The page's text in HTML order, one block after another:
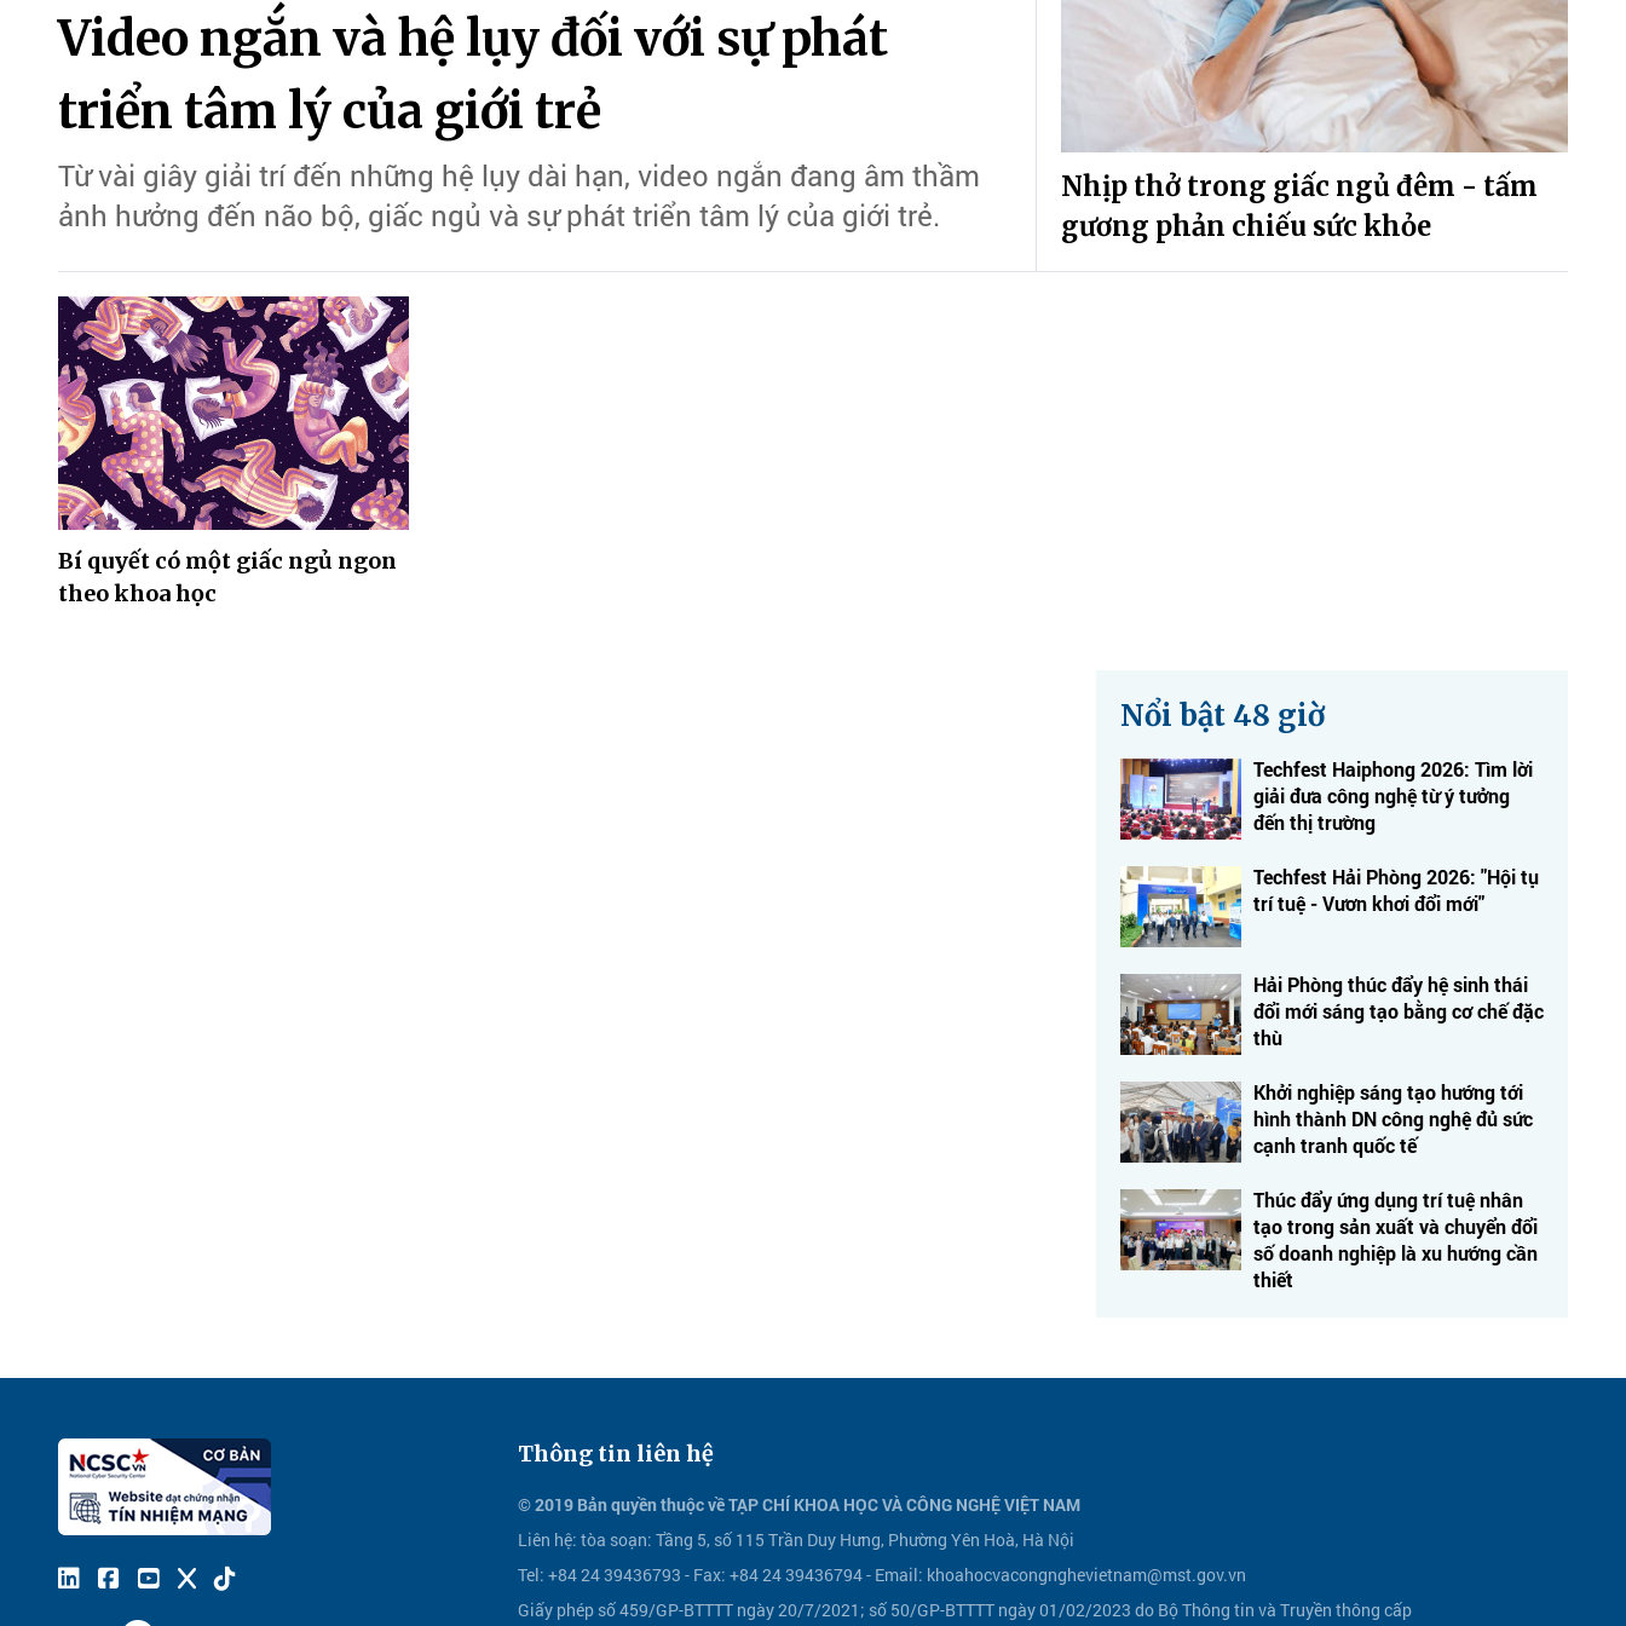
Video ngắn và hệ lụy đối với sự phát
triển tâm lý của giới trẻ
Từ vài giây giải trí đến những hệ lụy dài hạn, video ngắn đang âm thầm
ảnh hưởng đến não bộ, giấc ngủ và sự phát triển tâm lý của giới trẻ.
Nhịp thở trong giấc ngủ đêm - tấm
gương phản chiếu sức khỏe
Nổi bật 48 giờ
Techfest Haiphong 2026: Tìm lời
giải đưa công nghệ từ ý tưởng
đến thị trường
Techfest Hải Phòng 2026: "Hội tụ
trí tuệ - Vươn khơi đổi mới"
Hải Phòng thúc đẩy hệ sinh thái
đổi mới sáng tạo bằng cơ chế đặc
thù
Khởi nghiệp sáng tạo hướng tới
hình thành DN công nghệ đủ sức
cạnh tranh quốc tế
Thúc đẩy ứng dụng trí tuệ nhân
tạo trong sản xuất và chuyển đổi
số doanh nghiệp là xu hướng cần
thiết
Thông tin liên hệ
© 2019 Bản quyền thuộc về TẠP CHÍ KHOA HỌC VÀ CÔNG NGHỆ VIỆT NAM
Liên hệ: tòa soạn: Tầng 5, số 115 Trần Duy Hưng, Phường Yên Hoà, Hà Nội
Tel: +84 24 39436793 - Fax: +84 24 39436794 - Email: khoahocvacongnghevietnam@mst.gov.vn
Giấy phép số 459/GP-BTTTT ngày 20/7/2021; số 50/GP-BTTTT ngày 01/02/2023 do Bộ Thông tin và Truyền thông cấp